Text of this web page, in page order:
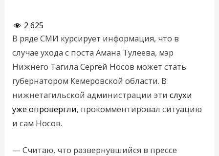
2 625
В ряде СМИ курсирует информация, что в
случае ухода с поста Амана Тулеева, мэр
Нижнего Тагила Сергей Носов может стать
губернатором Кемеровской области. В
нижнетагильской администрации этислухи
уже опровергли, прокомментировал ситуацию
и сам Носов.
— Считаю, что развернувшийся в прессе